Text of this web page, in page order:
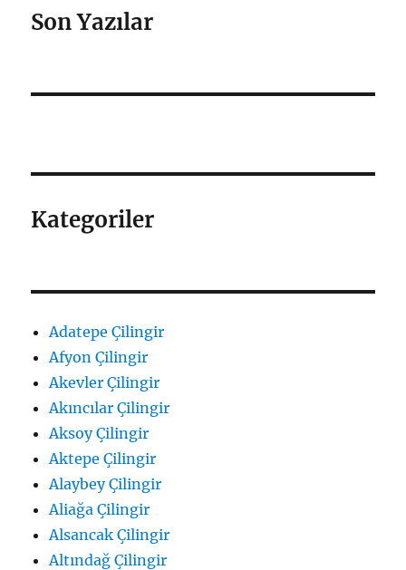
Son Yazılar
Kategoriler
Adatepe Çilingir
Afyon Çilingir
Akevler Çilingir
Akıncılar Çilingir
Aksoy Çilingir
Aktepe Çilingir
Alaybey Çilingir
Aliağa Çilingir
Alsancak Çilingir
Altındağ Çilingir